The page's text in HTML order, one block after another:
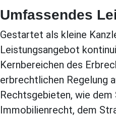
Umfassendes
Gestartet als kleine
Leistungsangebot
Kernbereichen des
erbrechtlichen Regelung
Rechtsgebieten, wie
Immobilienrecht, dem